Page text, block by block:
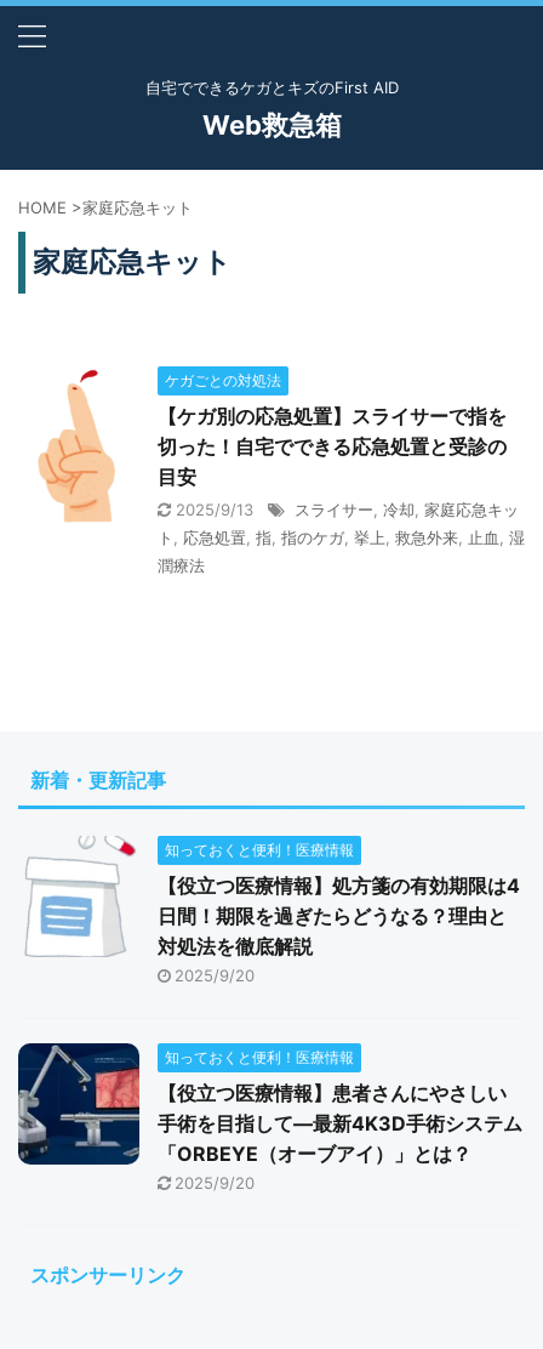
自宅でできるケガとキズのFirst AID
Web救急箱
HOME >家庭応急キット
家庭応急キット
ケガごとの対処法
【ケガ別の応急処置】スライサーで指を
切った！自宅でできる応急処置と受診の
目安
2025/9/13 スライサー 冷却 家庭応急キッ
ト
応急処置 指 指のケガ 挙上 救急外来 止血
湿
潤療法
新着・更新記事
知っておくと便利！医療情報
【役立つ医療情報】処方箋の有効期限は4
日間！期限を過ぎたらどうなる？理由と
対処法を徹底解説
2025/9/20
知っておくと便利！医療情報
【役立つ医療情報】患者さんにやさしい
手術を目指して―最新4K3D手術システム
「ORBEYE（オーブアイ）」とは？
2025/9/20
スポンサーリンク